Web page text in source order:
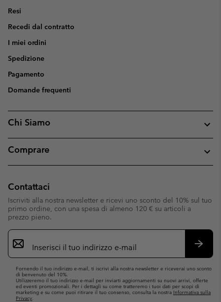
Resi
Recedi dal contratto
I miei ordini
Spedizione
Pagamento
Domande frequenti
Chi Siamo
Comprare
Contattaci
Iscriviti alla nostra newsletter e ricevi uno sconto del 10% sul tuo
primo ordine, con una spesa di almeno 120 € su articoli a
prezzo pieno.
Iscrizione
e-
mail
Fornendo il tuo indirizzo e-mail, ti iscrivi alla nostra newsletter e riceverai uno sconto
di benvenuto del 10%.
Utilizzeremo il tuo indirizzo e-mail per inviarti aggiornamenti su nuovi arrivi, offerte
ed eventi promozionali. Per i dettagli su come tratteremo i tuoi dati per scopi di
marketing e su come puoi ritirare il tuo consenso, consulta la nostra Informativa sulla
Privacy.